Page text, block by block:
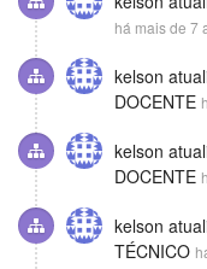
há mais de 7
kelson
DOCENTE
kelson
DOCENTE
kelson
TÉCNICO